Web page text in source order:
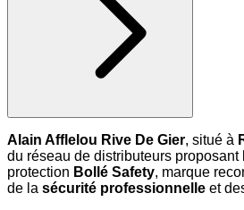
Alain Afflelou Rive De Gier, situé à
du réseau de distributeurs
protection Bollé Safety, marque
de la sécurité professionnelle et